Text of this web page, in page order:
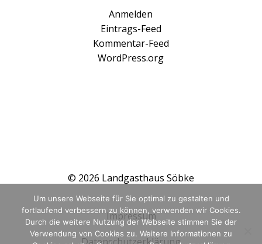
Anmelden
Eintrags-Feed
Kommentar-Feed
WordPress.org
© 2026 Landgasthaus Söbke
Impressum
Um unsere Webseite für Sie optimal zu gestalten und
fortlaufend verbessern zu können, verwenden wir Cookies.
Durch die weitere Nutzung der Webseite stimmen Sie der
Verwendung von Cookies zu. Weitere Informationen zu